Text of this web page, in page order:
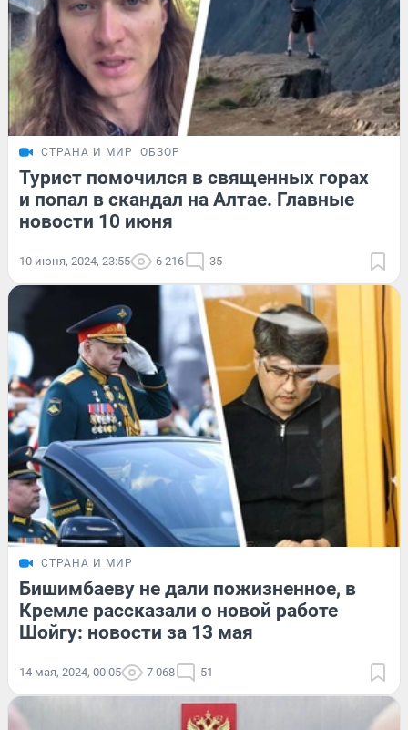
СТРАНА И МИР ОБЗОР
Турист помочился в священных горах
и попал в скандал на Алтае. Главные
новости 10 июня
10 июня, 2024, 23:55 6 216 35
СТРАНА И МИР
Бишимбаеву не дали пожизненное, в
Кремле рассказали о новой работе
Шойгу: новости за 13 мая
14 мая, 2024, 00:05 7 068 51